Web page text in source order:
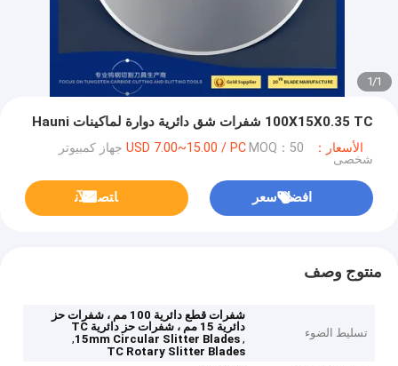
1
/
1
100X15X0.35 TC شفرات شق دائرية دوارة لماكينات Hauni
الأسعار：USD 7.00~15.00 / PC MOQ：50 جهاز كمبيوتر
شخصى
افضل سعر ﺎﺘﺼﻟ ﺍﻶﻧ
منتوج وصف
تسليط الضوء
شفرات قطع دائرية 100 مم ، شفرات حز
دائرية 15 مم ، شفرات حز دائرية TC
,
15mm Circular Slitter Blades
,
TC Rotary Slitter Blades